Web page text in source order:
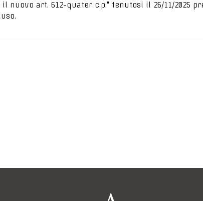
nuovo art. 612-quater c.p." tenutosi il 26/11/2025